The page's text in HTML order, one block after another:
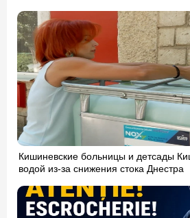
Кишиневские больницы и детсады
водой из-за снижения стока Днестра